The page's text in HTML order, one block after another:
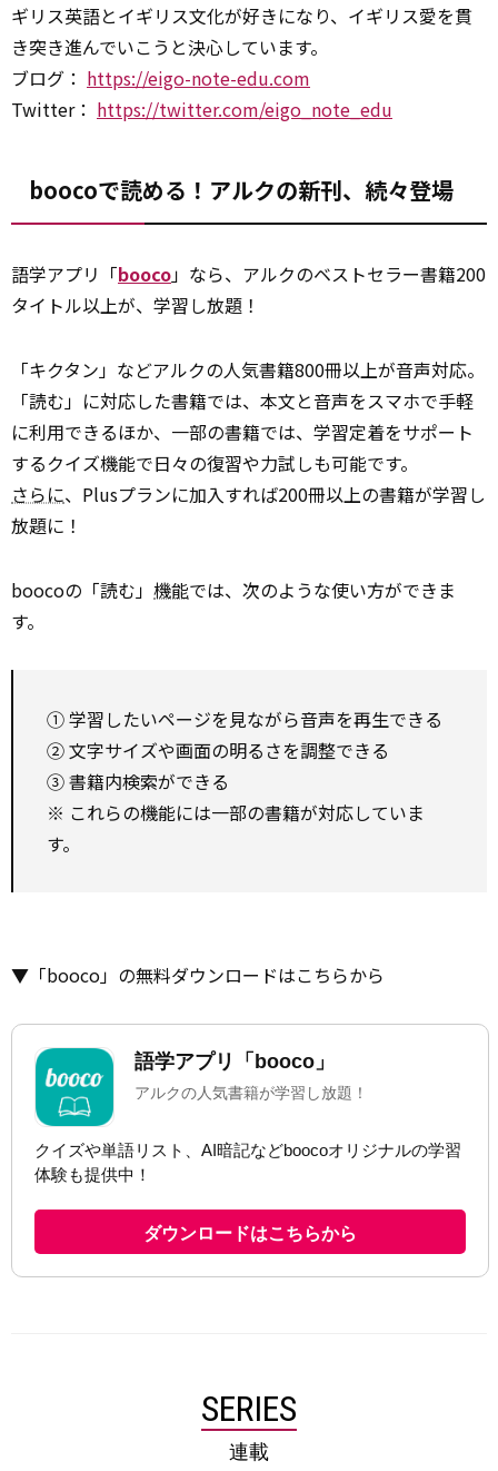
ギリス英語とイギリス文化が好きになり、イギリス愛を貫
き突き進んでいこうと決心しています。
ブログ： https://eigo-note-edu.com
Twitter： https://twitter.com/eigo_note_edu
boocoで読める！アルクの新刊、続々登場
語学アプリ「booco」なら、アルクのベストセラー書籍200
タイトル以上が、学習し放題！
「キクタン」などアルクの人気書籍800冊以上が音声対応。
「読む」に対応した書籍では、本文と音声をスマホで手軽
に利用できるほか、一部の書籍では、学習定着をサポート
するクイズ機能で日々の復習や力試しも可能です。
さらに、Plusプランに加入すれば200冊以上の書籍が学習し
放題に！
boocoの「読む」 機能では、次のような使い方ができま
す。
① 学習したいページを見ながら音声を再生できる
② 文字サイズや画面の明るさを調整できる
③ 書籍内検索ができる
※ これらの機能には一部の書籍が対応していま
す。
▼「booco」の無料ダウンロードはこちらから
SERIES
連載